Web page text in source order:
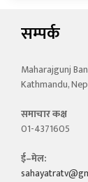
सम्पर्क
Maharajgunj
Kathmandu,
समाचार कक्ष
01-4371605
ई–मेल: